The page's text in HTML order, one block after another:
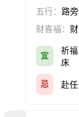
五行： 路
财喜福：
宜
祈
床
忌 赴